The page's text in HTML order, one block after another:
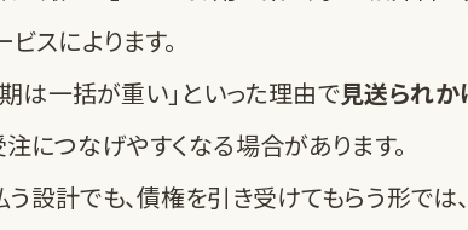
スによります。
期は一括が重い」といった理由で見送られか
につなげやすくなる場合があります。
設計でも、債権を引き受けてもらう形では